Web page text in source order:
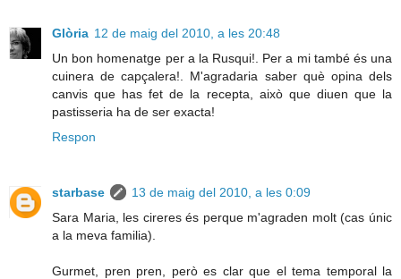
Glòria 12 de maig del 2010, a les 20:48
Un bon homenatge per a la Rusqui!. Per a mi també és una
cuinera de capçalera!. M'agradaria saber què opina dels
canvis que has fet de la recepta, això que diuen que la
pastisseria ha de ser exacta!
Respon
starbase
13 de maig del 2010, a les 0:09
Sara Maria, les cireres és perque m'agraden molt (cas únic
a la meva familia).
Gurmet, pren pren, però es clar que el tema temporal la